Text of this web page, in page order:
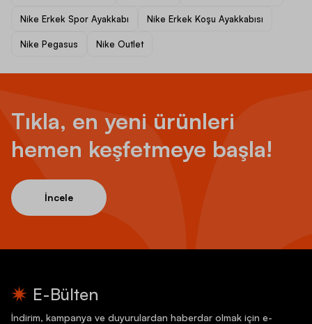
Nike Erkek Spor Ayakkabı Nike Erkek Koşu Ayakkabısı
Nike Pegasus Nike Outlet
Tıkla, en yeni ürünleri
hemen keşfetmeye başla!
İncele
E-Bülten
İndirim, kampanya ve duyurulardan haberdar olmak için e-